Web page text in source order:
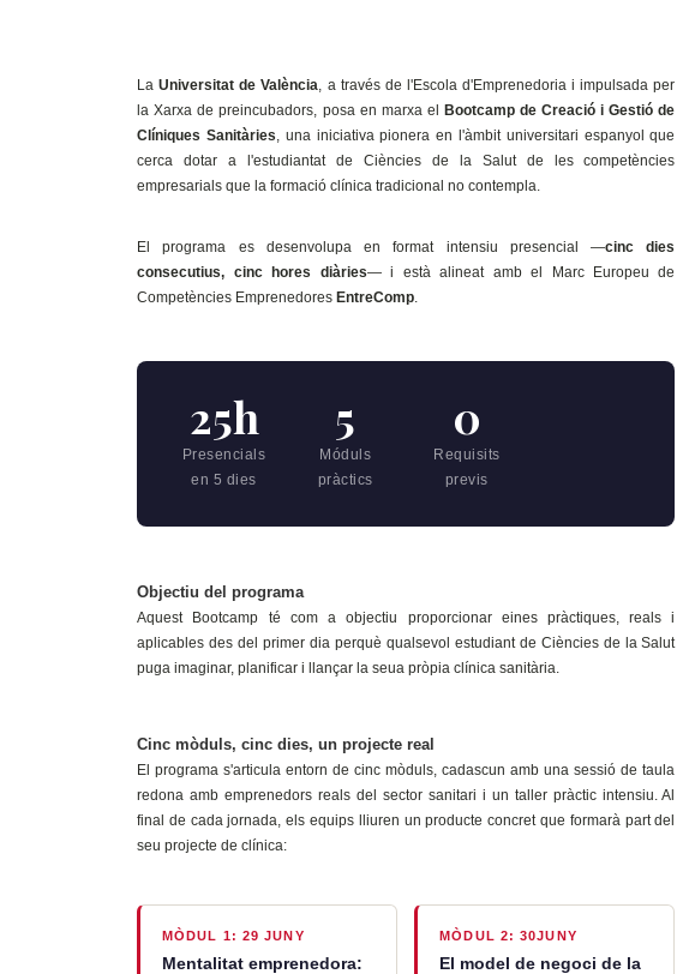
LaUniversitat de València, a través de l'Escola d'Emprenedoria i impulsada per
la Xarxa de preincubadors, posa en marxa el
Bootcamp de Creació i Gestió de
Clíniques Sanitàries, una iniciativa pionera en l'àmbit universitari espanyol que
cerca dotar a l'estudiantat de Ciències de la Salut de les competències
empresarials que la formació clínica tradicional no contempla.
El programa es desenvolupa en format intensiu presencial —cinc dies
consecutius, cinc hores diàries— i està alineat amb el Marc Europeu de
Competències Emprenedores EntreComp.
25h
Presencials
en 5 dies
5
Móduls
pràctics
0
Requisits
previs
Objectiu del programa
Aquest Bootcamp té com a objectiu proporcionar eines pràctiques, reals i
aplicables des del primer dia perquè qualsevol estudiant de Ciències de la Salut
puga imaginar, planificar i llançar la seua pròpia clínica sanitària.
Cinc mòduls, cinc dies, un projecte real
El programa s'articula entorn de cinc mòduls, cadascun amb una sessió de taula
redona amb emprenedors reals del sector sanitari i un taller pràctic intensiu. Al
final de cada jornada, els equips lliuren un producte concret que formarà part del
seu projecte de clínica:
MÒDUL 1: 29 JUNY
Mentalitat emprenedora:
MÒDUL 2: 30JUNY
El model de negoci de la